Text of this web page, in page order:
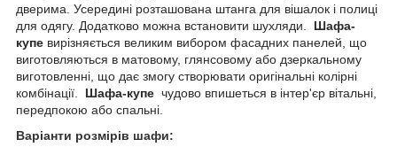
дверима. Усередині розташована штанга для вішалок і полиці
для одягу. Додатково можна встановити шухляди. Шафа-
купе вирізняється великим вибором фасадних панелей, що
виготовляються в матовому, глянсовому або дзеркальному
виготовленні, що дає змогу створювати оригінальні колірні
комбінації. Шафа-купе чудово впишеться в інтер'єр вітальні,
передпокою або спальні.
Варіанти розмірів шафи: